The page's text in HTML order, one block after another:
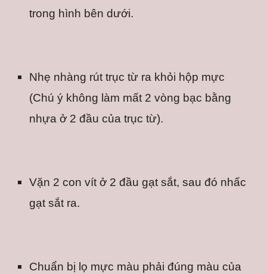
trong hình bên dưới.
Nhẹ nhàng rút trục từ ra khỏi hộp mực
(Chú ý không làm mất 2 vòng bạc bằng
nhựa ở 2 đầu của trục từ).
Vặn 2 con vít ở 2 đầu gạt sắt, sau đó nhấc
gạt sắt ra.
Chuẩn bị lọ mực màu phải đúng màu của